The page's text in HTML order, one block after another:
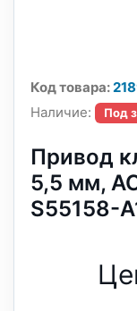
Код товара:
Наличие:
Под
Привод
5,5 мм,
S55158-